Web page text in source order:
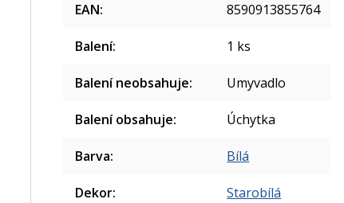
EAN: 8590913855764
Balení: 1 ks
Balení neobsahuje: Umyvadlo
Balení obsahuje: Úchytka
Barva: Bílá
Dekor: Starobílá